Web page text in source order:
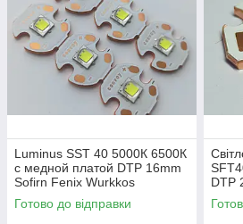
Luminus SST 40 5000К 6500К
с медной платой DTP 16mm
Sofirn Fenix Wurkkos
Готово до відправки
DTP